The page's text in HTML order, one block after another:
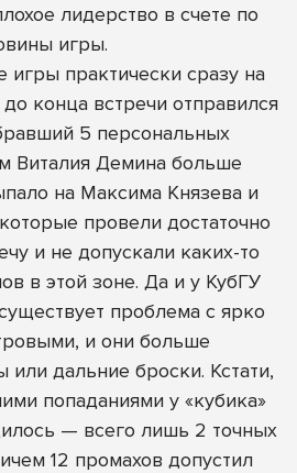
лидерство в счете по
игры.
игры практически сразу на
конца встречи отправился
5 персональных
Виталия Демина больше
на Максима Князева и
провели достаточно
и не допускали каких-то
в этой зоне. Да и у КубГУ
проблема с ярко
и они больше
или дальние броски. Кстати,
попаданиями у «кубика»
— всего лишь 2 точных
12 промахов допустил